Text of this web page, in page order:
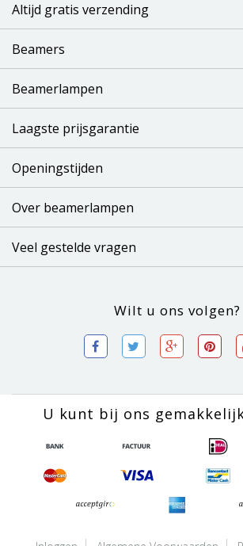
Altijd gratis verzending
Beamers
Beamerlampen
Laagste prijsgarantie
Openingstijden
Over beamerlampen
Veel gestelde vragen
Wilt u ons volgen?
U kunt bij ons